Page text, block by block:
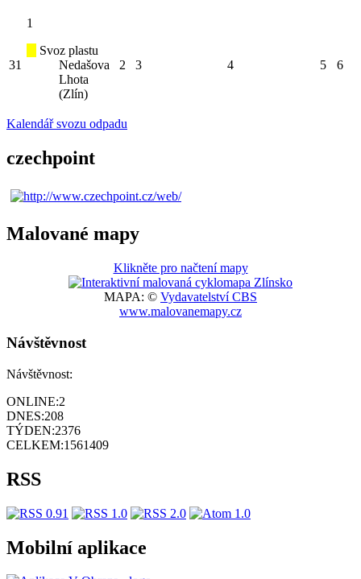
31
1
Svoz plastu
Nedašova
Lhota
(Zlín)
2 3 4 5 6
Kalendář svozu odpadu
czechpoint
Malované mapy
Klikněte pro načtení mapy
MAPA: © Vydavatelství CBS
www.malovanemapy.cz
Návštěvnost
Návštěvnost:
ONLINE:2
DNES:208
TÝDEN:2376
CELKEM:1561409
RSS
Mobilní aplikace